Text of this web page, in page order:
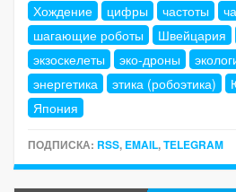
Хождение
цифры частоты
шагающие роботы
Швейцария
экзоскелеты
эко-дроны
энергетика
этика (робоэтика)
Япония
ПОДПИСКА: RSS, EMAIL,TELEGRAM